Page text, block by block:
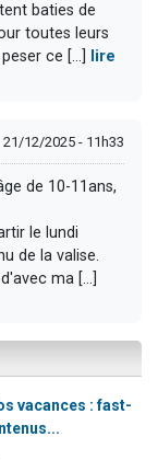
baties de
toutes leurs
ce [...] lire
21/12/2025 - 11h33
de 10-11ans,
le lundi
de la valise.
ma [...]
vacances : fast-